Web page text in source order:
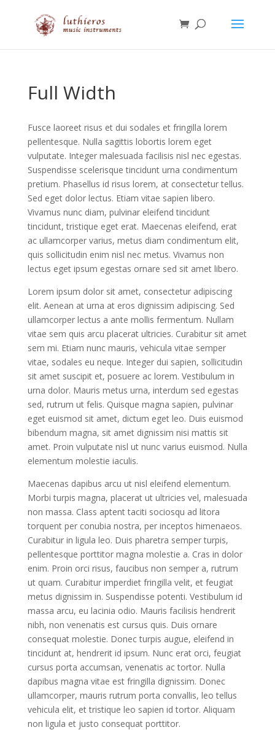
Full Width
Fusce laoreet risus et dui sodales et fringilla lorem
pellentesque. Nulla sagittis lobortis lorem eget
vulputate. Integer malesuada facilisis nisl nec egestas.
Suspendisse scelerisque tincidunt urna condimentum
pretium. Phasellus id risus lorem, at consectetur tellus.
Sed eget dolor lectus. Etiam vitae sapien libero.
Vivamus nunc diam, pulvinar eleifend tincidunt
tincidunt, tristique eget erat. Maecenas eleifend, erat
ac ullamcorper varius, metus diam condimentum elit,
quis sollicitudin enim nisl nec metus. Vivamus non
lectus eget ipsum egestas ornare sed sit amet libero.
Lorem ipsum dolor sit amet, consectetur adipiscing
elit. Aenean at urna at eros dignissim adipiscing. Sed
ullamcorper lectus a ante mollis fermentum. Nullam
vitae sem quis arcu placerat ultricies. Curabitur sit amet
sem mi. Etiam nunc mauris, vehicula vitae semper
vitae, sodales eu neque. Integer dui sapien, sollicitudin
sit amet suscipit et, posuere ac lorem. Vestibulum in
urna dolor. Mauris metus urna, interdum sed egestas
sed, rutrum ut felis. Quisque magna sapien, pulvinar
eget euismod sit amet, dictum eget leo. Duis euismod
bibendum magna, sit amet dignissim nisi mattis sit
amet. Proin vulputate nisl ut nunc varius euismod. Nulla
elementum molestie iaculis.
Maecenas dapibus arcu ut nisl eleifend elementum.
Morbi turpis magna, placerat ut ultricies vel, malesuada
non massa. Class aptent taciti sociosqu ad litora
torquent per conubia nostra, per inceptos himenaeos.
Curabitur in ligula leo. Duis pharetra semper turpis,
pellentesque porttitor magna molestie a. Cras in dolor
enim. Proin orci risus, faucibus non semper a, rutrum
ut quam. Curabitur imperdiet fringilla velit, et feugiat
metus dignissim in. Suspendisse potenti. Vestibulum id
massa arcu, eu lacinia odio. Mauris facilisis hendrerit
nibh, non venenatis est cursus quis. Duis ornare
consequat molestie. Donec turpis augue, eleifend in
tincidunt at, hendrerit id ipsum. Nunc erat orci, feugiat
cursus porta accumsan, venenatis ac tortor. Nulla
dapibus magna vitae est fringilla dignissim. Donec
ullamcorper, mauris rutrum porta convallis, leo tellus
vehicula elit, et tristique leo sapien id tortor. Aliquam
non ligula et justo consequat porttitor.